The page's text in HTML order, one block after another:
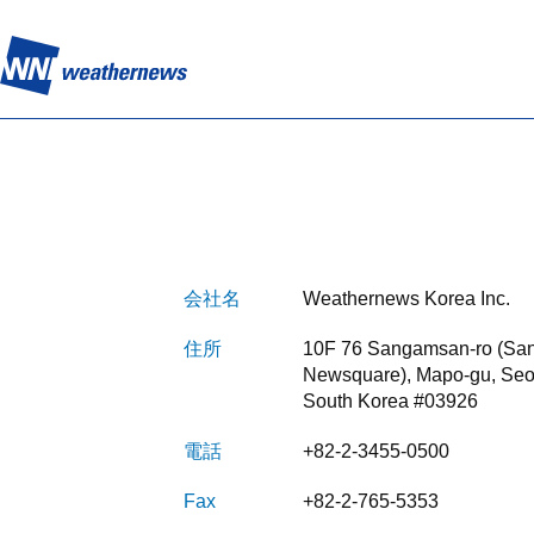
会社名 Weathernews Korea Inc.
住所
10F 76 Sangamsan-ro
Newsquare), Mapo-gu,
South Korea #03926
電話 +82-2-3455-0500
Fax +82-2-765-5353